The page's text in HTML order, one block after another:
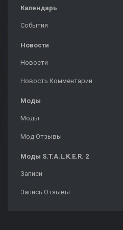
Календарь
События
Новости
Новости
Новость Комментарии
Моды
Моды
Мод Отзывы
Моды S.T.A.L.K.E.R. 2
Записи
Запись Отзывы